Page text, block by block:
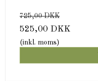
725,00 DKK
525,00 DKK
(inkl. moms)